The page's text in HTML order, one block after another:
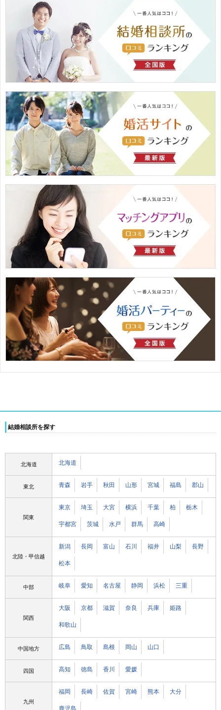
結婚相談所を探す
北海道 北海道
東北 青森 岩手 秋田 山形 宮城 福島 郡山
関東
東京 埼玉 大宮 横浜 千葉 柏 栃木
宇都宮 茨城 水戸 群馬 高崎
北陸・甲信越
新潟 長岡 富山 石川 福井 山梨 長野
松本
中部 岐阜 愛知 名古屋 静岡 浜松 三重
関西
大阪 京都 滋賀 奈良 兵庫 姫路
和歌山
中国地方 広島 鳥取 島根 岡山 山口
四国 高知 徳島 香川 愛媛
九州
福岡 長崎 佐賀 宮崎 熊本 大分
鹿児島